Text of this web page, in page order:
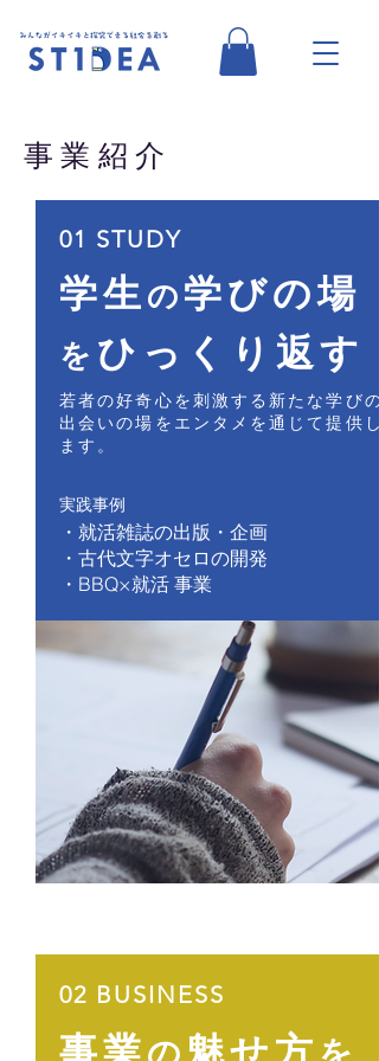
​事業紹介
01 STUDY
学生 の 学びの場
を ひっくり返す
​若者の好奇心を刺激する新たな学びの
出会いの場をエンタメを通じて提供し
ます。
​実践事例
・就活雑誌の出版・企画
・古代文字オセロの開発
​・BBQ×就活 事業
02 BUSINESS
​事業の 魅せ方 を